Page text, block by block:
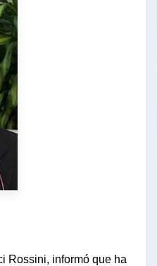
Rossini, informó que ha